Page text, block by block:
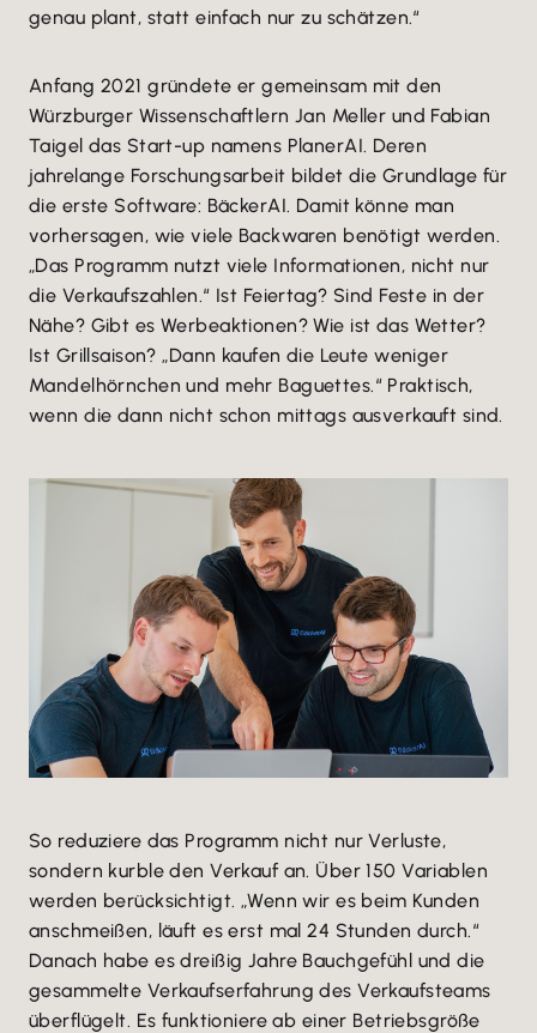
genau plant, statt einfach nur zu schätzen.“
Anfang 2021 gründete er gemeinsam mit den
Würzburger Wissenschaftlern Jan Meller und Fabian
Taigel das Start-up namens PlanerAI. Deren
jahrelange Forschungsarbeit bildet die Grundlage für
die erste Software: BäckerAI. Damit könne man
vorhersagen, wie viele Backwaren benötigt werden.
„Das Programm nutzt viele Informationen, nicht nur
die Verkaufszahlen.“ Ist Feiertag? Sind Feste in der
Nähe? Gibt es Werbeaktionen? Wie ist das Wetter?
Ist Grillsaison? „Dann kaufen die Leute weniger
Mandelhörnchen und mehr Baguettes.“ Praktisch,
wenn die dann nicht schon mittags ausverkauft sind.
So reduziere das Programm nicht nur Verluste,
sondern kurble den Verkauf an. Über 150 Variablen
werden berücksichtigt. „Wenn wir es beim Kunden
anschmeißen, läuft es erst mal 24 Stunden durch.“
Danach habe es dreißig Jahre Bauchgefühl und die
gesammelte Verkaufserfahrung des Verkaufsteams
überflügelt. Es funktioniere ab einer Betriebsgröße